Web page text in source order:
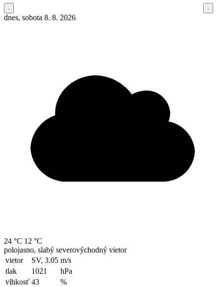
dnes, sobota 8. 8. 2026
24 °C 12 °C
polojasno, slabý severovýchodný vietor
vietor
SV, 3.05 m/s
tlak
1021
hPa
vlhkosť 43
%